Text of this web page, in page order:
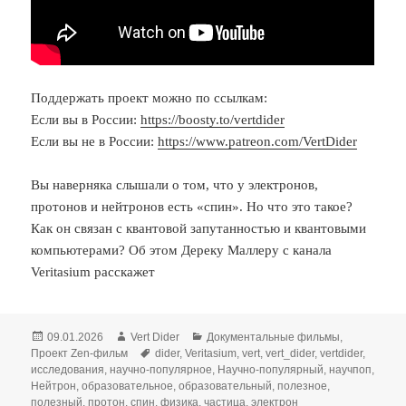
Поддержать проект можно по ссылкам:
Если вы в России:https://boosty.to/vertdider
Если вы не в России:https://www.patreon.com/VertDider
Вы наверняка слышали о том, что у электронов,
протонов и нейтронов есть «спин». Но что это такое?
Как он связан с квантовой запутанностью и квантовыми
компьютерами? Об этом Дереку Маллеру с канала
Veritasium расскажет
Опубликовано
09.01.2026 Автор
Vert Dider Рубрики
Документальные фильмы,
Проект Zen-фильм
Метки
dider,Veritasium,vert,vert_dider,vertdider,
исследования,научно-популярное, Научно-популярный,научпоп,
Нейтрон,образовательное,образовательный,полезное,
полезный,протон,спин,физика,частица,электрон